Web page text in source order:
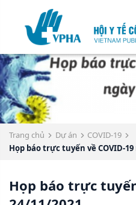
Trang chủ Dự án
COVID-19
Họp báo trực tuyến về COVID-19
Họp báo trực